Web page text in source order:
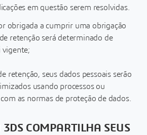
em questão serem resolvidas.
obrigada a cumprir uma obrigação
retenção será determinado de
vigente;
retenção, seus dados pessoais serão
usando processos ou
as normas de proteção de dados.
COMPARTILHA SEUS